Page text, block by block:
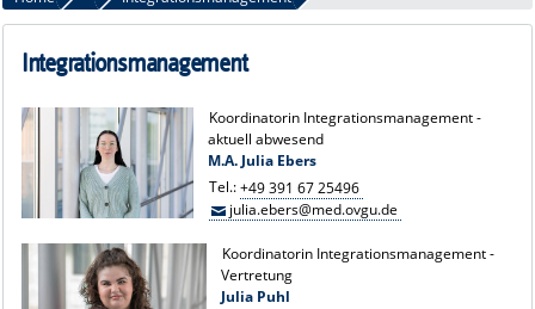
KLINIKEN
ZENTRALE EINRICHTUNGEN
PRESSE
ÜBER UNS
INTERNATIONAL
INTRANET
Integrationsmanagement
Koordinatorin Integrationsmanagement -
aktuell abwesend
M.A. Julia Ebers
Tel.:+49 391 67 25496
julia.ebers@med.ovgu.de
Koordinatorin Integrationsmanagement -
Vertretung
Julia Puhl